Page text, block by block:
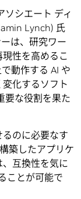
ソシエート ディ
Lynch) 氏
は、研究ワー
性を高めるこ
動作する AI や
化するソフト
要な役割を果た
のに必要なす
築したアプリケ
互換性を気に
ことが可能で